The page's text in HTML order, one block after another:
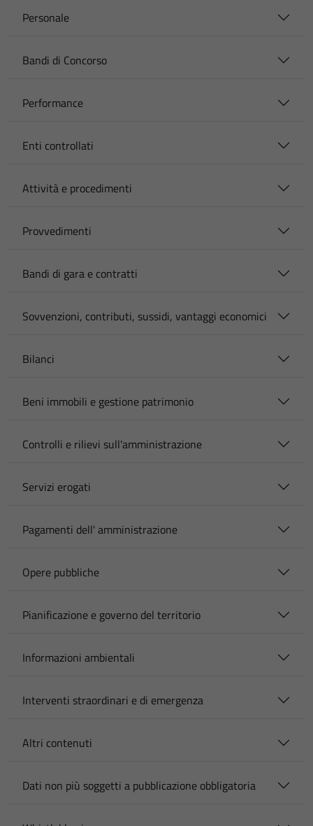
Personale
Bandi di Concorso
Performance
Enti controllati
Attività e procedimenti
Provvedimenti
Bandi di gara e contratti
Sovvenzioni, contributi, sussidi, vantaggi economici
Bilanci
Beni immobili e gestione patrimonio
Controlli e rilievi sull'amministrazione
Servizi erogati
Pagamenti dell' amministrazione
Opere pubbliche
Pianificazione e governo del territorio
Informazioni ambientali
Interventi straordinari e di emergenza
Altri contenuti
Dati non più soggetti a pubblicazione obbligatoria